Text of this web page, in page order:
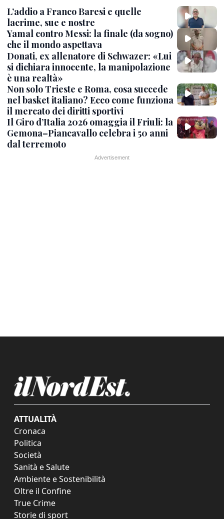
L’addio a Franco Baresi e quelle
lacrime, sue e nostre
Yamal contro Messi: la finale (da sogno)
che il mondo aspettava
Donati, ex allenatore di Schwazer: «Lui
si dichiara innocente, la manipolazione
è una realtà»
Non solo Trieste e Roma, cosa succede
nel basket italiano? Ecco come funziona
il mercato dei diritti sportivi
Il Giro d’Italia 2026 omaggia il Friuli: la
Gemona–Piancavallo celebra i 50 anni
dal terremoto
ATTUALITÀ
Cronaca
Politica
Società
Sanità e Salute
Ambiente e Sostenibilità
Oltre il Confine
True Crime
Storie di sport